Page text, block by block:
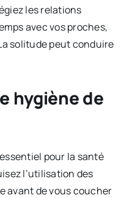
les relations
avec vos proches,
solitude peut conduire
hygiène de
pour la santé
l’utilisation des
avant de vous coucher